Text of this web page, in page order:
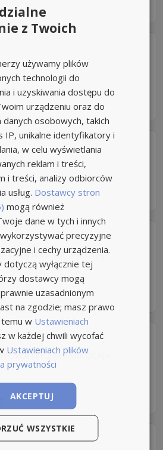
babicach
z Nuzle
NR 2 IM. MIKOŁAJA
NR 2 IM. MIKOŁAJA
z Twoich
używamy plików
technologii do
i uzyskiwania dostępu do
urządzeniu oraz do
osobowych, takich
IP, unikalne identyfikatory i
w celu wyświetlania
reklam i treści,
i treści, analizy odbiorców
usług. Dostawcy stron
mogą również
dane w tych i innych
precyzyjne
i cechy urządzenia.
wyłącznie tej
dostawcy mogą
uzasadnionym
na zgodzie; masz prawo
w Ustawieniach
w każdej chwili wycofać
Ustawieniach plików
prywatności
AKCEPTUJ
WSZYSTKIE